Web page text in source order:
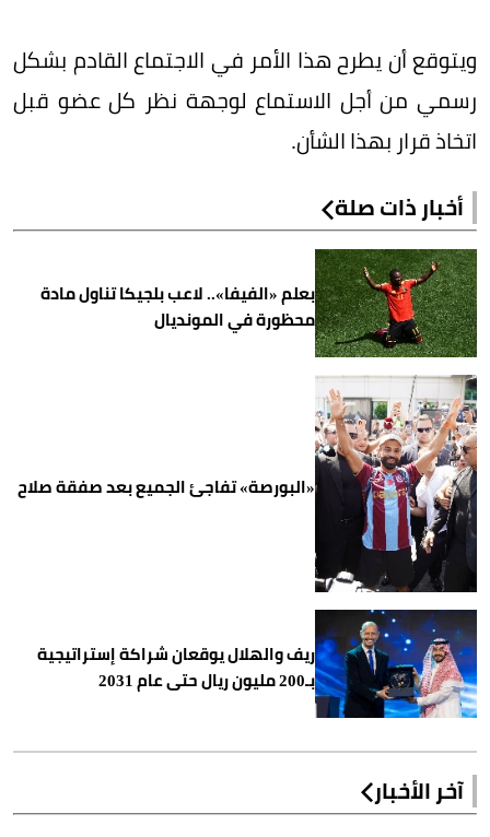
ويتوقع أن يطرح هذا الأمر في الاجتماع القادم بشكل
رسمي من أجل الاستماع لوجهة نظر كل عضو قبل
اتخاذ قرار بهذا الشأن.
أخبار ذات صلة
بعلم «الفيفا».. لاعب بلجيكا تناول مادة
محظورة في المونديال
«البورصة» تفاجئ الجميع بعد صفقة صلاح
ريف والهلال يوقعان شراكة إستراتيجية
بـ200 مليون ريال حتى عام 2031
آخر الأخبار